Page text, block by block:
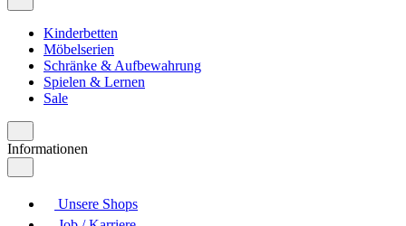
Kinderbetten
Möbelserien
Schränke & Aufbewahrung
Spielen & Lernen
Sale
Informationen
Unsere Shops